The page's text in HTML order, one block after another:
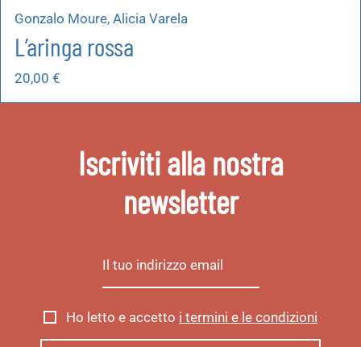
Gonzalo Moure, Alicia Varela
L’aringa rossa
20,00 €
Iscriviti alla nostra
newsletter
Ho letto e accetto i termini e le condizioni